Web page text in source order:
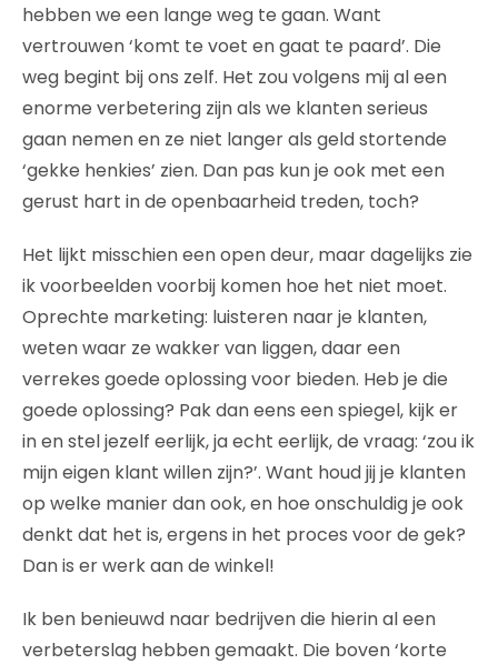
hebben we een lange weg te gaan. Want
vertrouwen ‘komt te voet en gaat te paard’. Die
weg begint bij ons zelf. Het zou volgens mij al een
enorme verbetering zijn als we klanten serieus
gaan nemen en ze niet langer als geld stortende
‘gekke henkies’ zien. Dan pas kun je ook met een
gerust hart in de openbaarheid treden, toch?
Het lijkt misschien een open deur, maar dagelijks zie
ik voorbeelden voorbij komen hoe het niet moet.
Oprechte marketing: luisteren naar je klanten,
weten waar ze wakker van liggen, daar een
verrekes goede oplossing voor bieden. Heb je die
goede oplossing? Pak dan eens een spiegel, kijk er
in en stel jezelf eerlijk, ja echt eerlijk, de vraag: ‘zou ik
mijn eigen klant willen zijn?’. Want houd jij je klanten
op welke manier dan ook, en hoe onschuldig je ook
denkt dat het is, ergens in het proces voor de gek?
Dan is er werk aan de winkel!
Ik ben benieuwd naar bedrijven die hierin al een
verbeterslag hebben gemaakt. Die boven ‘korte